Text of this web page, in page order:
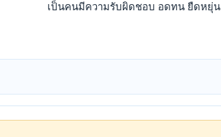
เป็นคนมีความรับผิดชอบ อดทน ยืดหยุ่น